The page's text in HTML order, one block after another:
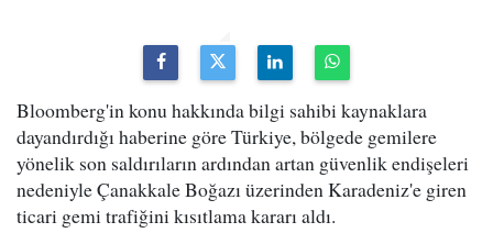
Bloomberg'in konu hakkında bilgi sahibi kaynaklara
dayandırdığı haberine göre Türkiye, bölgede gemilere
yönelik son saldırıların ardından artan güvenlik endişeleri
nedeniyle Çanakkale Boğazı üzerinden Karadeniz'e giren
ticari gemi trafiğini kısıtlama kararı aldı.